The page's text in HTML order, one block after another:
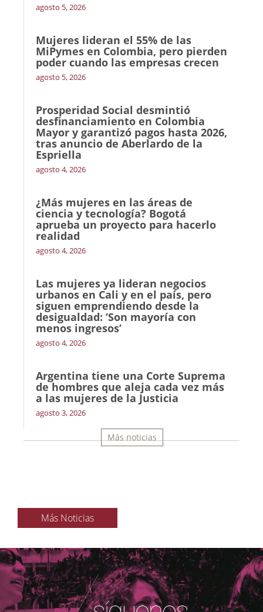
agosto 5, 2026
Mujeres lideran el 55% de las
MiPymes en Colombia, pero pierden
poder cuando las empresas crecen
agosto 5, 2026
Prosperidad Social desmintió
desfinanciamiento en Colombia
Mayor y garantizó pagos hasta 2026,
tras anuncio de Aberlardo de la
Espriella
agosto 4, 2026
¿Más mujeres en las áreas de
ciencia y tecnología? Bogotá
aprueba un proyecto para hacerlo
realidad
agosto 4, 2026
Las mujeres ya lideran negocios
urbanos en Cali y en el país, pero
siguen emprendiendo desde la
desigualdad: ‘Son mayoría con
menos ingresos’
agosto 4, 2026
Argentina tiene una Corte Suprema
de hombres que aleja cada vez más
a las mujeres de la Justicia
agosto 3, 2026
Más noticias
Más Noticias